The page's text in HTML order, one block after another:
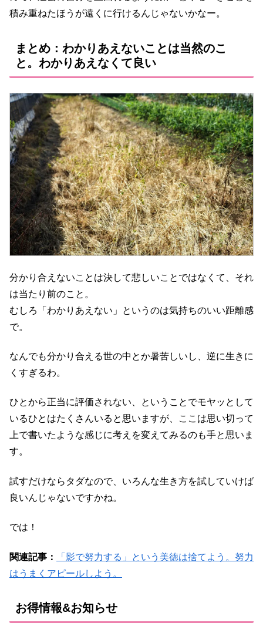
積み重ねたほうが遠くに行けるんじゃないかなー。
まとめ：わかりあえないことは当然のこ
と。わかりあえなくて良い
分かり合えないことは決して悲しいことではなくて、それ
は当たり前のこと。
むしろ「わかりあえない」というのは気持ちのいい距離感
で。
なんでも分かり合える世の中とか暑苦しいし、逆に生きに
くすぎるわ。
ひとから正当に評価されない、ということでモヤッとして
いるひとはたくさんいると思いますが、ここは思い切って
上で書いたような感じに考えを変えてみるのも手と思いま
す。
試すだけならタダなので、いろんな生き方を試していけば
良いんじゃないですかね。
では！
関連記事：
「影で努力する」という美徳は捨てよう。努力
はうまくアピールしよう。
お得情報&お知らせ